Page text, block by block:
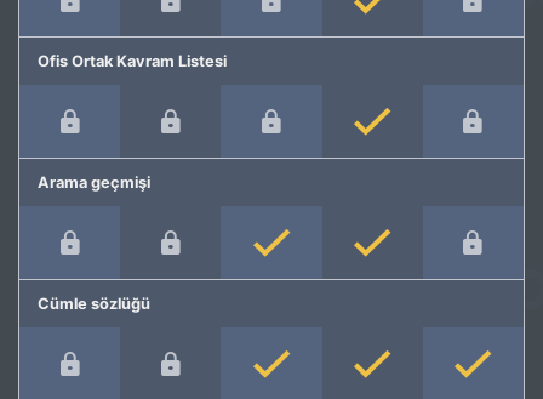
Ofis Ortak Kavram Listesi
Arama geçmişi
Cümle sözlüğü